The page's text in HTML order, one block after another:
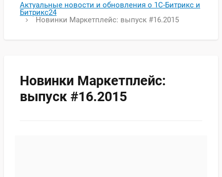
Актуальные новости и обновления о 1С-Битрикс и
Битрикс24
Новинки Маркетплейс: выпуск #16.2015
Новинки Маркетплейс:
выпуск #16.2015